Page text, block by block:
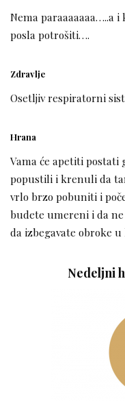
Nema paraaaaaaa…..a i
posla potrošiti….
Zdravlje
Osetljiv respiratorni
Hrana
Vama će apetiti
popustili i krenuli da
vrlo brzo pobuniti i
budete umereni i da
da izbegavate obroke
Nedeljni